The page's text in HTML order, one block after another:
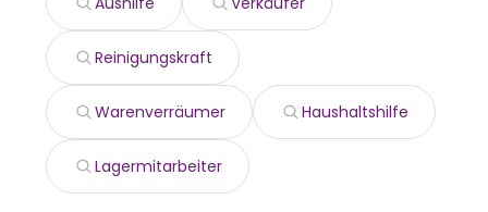
Reinigungskraft
Warenverräumer Haushaltshilfe
Lagermitarbeiter